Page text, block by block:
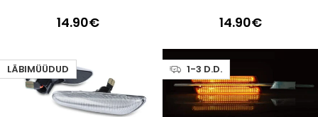
14.90€ 14.90€
LÄBIMÜÜDUD 1-3 D.D.